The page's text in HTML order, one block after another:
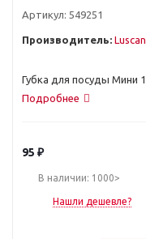
Артикул: 549251
Производитель: Luscan
Губка для посуды Мини
Подробнее
95 ₽
В наличии: 1000>
Нашли дешевле?